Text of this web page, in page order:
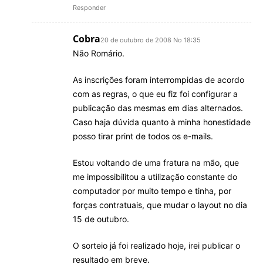
Responder
Cobra20 de outubro de 2008 No 18:35
Não Romário.
As inscrições foram interrompidas de acordo
com as regras, o que eu fiz foi configurar a
publicação das mesmas em dias alternados.
Caso haja dúvida quanto à minha honestidade
posso tirar print de todos os e-mails.
Estou voltando de uma fratura na mão, que
me impossibilitou a utilização constante do
computador por muito tempo e tinha, por
forças contratuais, que mudar o layout no dia
15 de outubro.
O sorteio já foi realizado hoje, irei publicar o
resultado em breve.